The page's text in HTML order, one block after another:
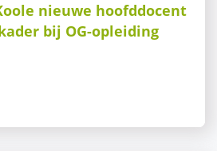
nieuwe hoofddocent
bij OG-opleiding